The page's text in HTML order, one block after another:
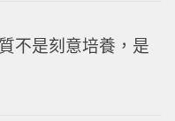
不是刻意培養，是